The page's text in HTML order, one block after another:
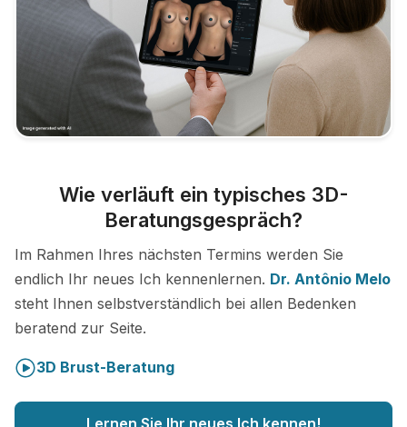
Wie verläuft ein typisches 3D-
Beratungsgespräch?
Im Rahmen Ihres nächsten Termins werden Sie
endlich Ihr neues Ich kennenlernen. Dr. Antônio Melo
steht Ihnen selbstverständlich bei allen Bedenken
beratend zur Seite.
3D Brust-Beratung
Lernen Sie Ihr neues Ich kennen!